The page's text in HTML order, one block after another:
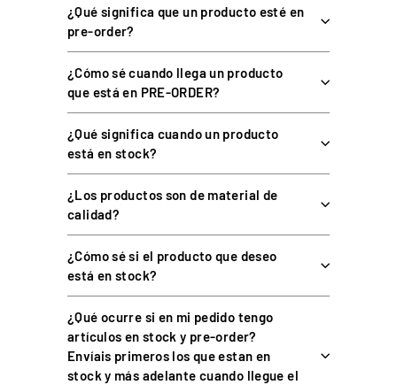
Pedalera
3 pedales: acelerador, freno y
Sensores de pedales
Efecto Hall, con ángulo
regulable
Palanca en H de 6+1 con
marcha atrás por presión
Resolución
Modos en PC X-input y D-input
inerciales y elasticidad
Plataformas
PC (Windows 7, 8, 10 y 11),
PS4, Xbox One, Xbox Series
X|S
¿Qué significa que un producto esté en
pre-order?
¿Cómo sé cuando llega un producto
que está en PRE-ORDER?
¿Qué significa cuando un producto
está en stock?
¿Los productos son de material de
calidad?
¿Cómo sé si el producto que deseo
está en stock?
¿Qué ocurre si en mi pedido tengo
artículos en stock y pre-order?
Envíais primeros los que estan en
stock y más adelante cuando llegue el